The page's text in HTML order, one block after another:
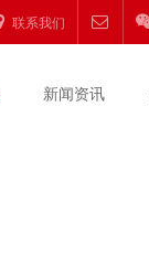
联系我们
新闻资讯